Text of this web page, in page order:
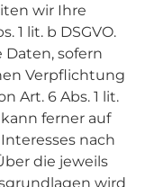
wir Ihre
1 lit. b DSGVO.
Daten, sofern
Verpflichtung
Art. 6 Abs. 1 lit.
ferner auf
nach
die jeweils
wird